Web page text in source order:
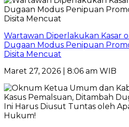
Wartawan Diperlakukan Kasar
Dugaan Modus Penipuan
Disita Mencuat
Maret 27, 2026 | 8:06 am WIB